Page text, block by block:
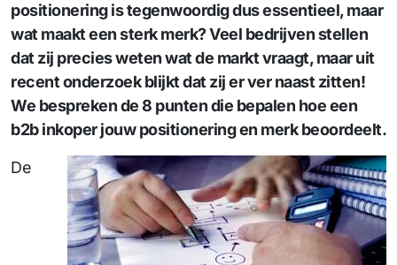
positionering is tegenwoordig dus essentieel, maar
wat maakt een sterk merk? Veel bedrijven stellen
dat zij precies weten wat de markt vraagt, maar uit
recent onderzoek blijkt dat zij er ver naast zitten!
We bespreken de 8 punten die bepalen hoe een
b2b inkoper jouw positionering en merk beoordeelt.
De